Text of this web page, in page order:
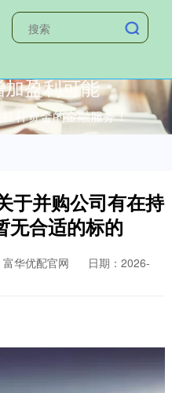
盈利可能
杆资金的金融服务！
于并购公司有在持
无合适的标的
富华优配官网
日期：2026-